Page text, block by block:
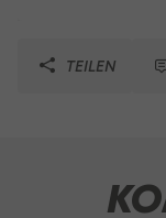
TEILEN